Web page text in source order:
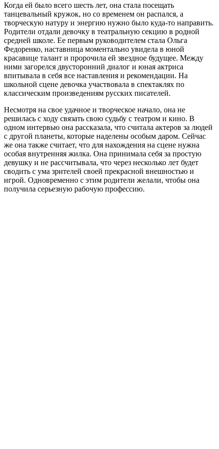
Когда ей было всего шесть лет, она стала посещать
танцевальный кружок, но со временем он распался, а
творческую натуру и энергию нужно было куда-то направить.
Родители отдали девочку в театральную секцию в родной
средней школе. Ее первым руководителем стала Ольга
Федоренко, наставница моментально увидела в юной
красавице талант и пророчила ей звездное будущее. Между
ними загорелся двусторонний диалог и юная актриса
впитывала в себя все наставления и рекомендации. На
школьной сцене девочка участвовала в спектаклях по
классическим произведениям русских писателей.
Несмотря на свое удачное и творческое начало, она не
решилась с ходу связать свою судьбу с театром и кино. В
одном интервью она рассказала, что считала актеров за людей
с другой планеты, которые наделены особым даром. Сейчас
же она также считает, что для нахождения на сцене нужна
особая внутренняя жилка. Она принимала себя за простую
девушку и не рассчитывала, что через несколько лет будет
сводить с ума зрителей своей прекрасной внешностью и
игрой. Одновременно с этим родители желали, чтобы она
получила серьезную рабочую профессию.